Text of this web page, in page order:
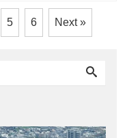
5 6 Next »